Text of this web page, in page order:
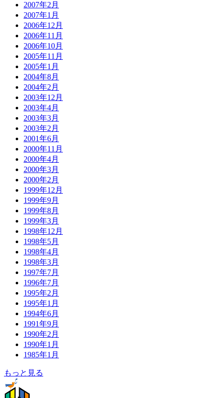
2007年2月
2007年1月
2006年12月
2006年11月
2006年10月
2005年11月
2005年1月
2004年8月
2004年2月
2003年12月
2003年4月
2003年3月
2003年2月
2001年6月
2000年11月
2000年4月
2000年3月
2000年2月
1999年12月
1999年9月
1999年8月
1999年3月
1998年12月
1998年5月
1998年4月
1998年3月
1997年7月
1996年7月
1995年2月
1995年1月
1994年6月
1991年9月
1990年2月
1990年1月
1985年1月
もっと見る